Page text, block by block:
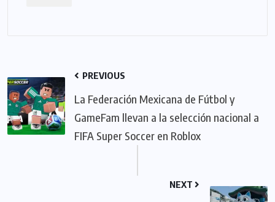
PREVIOUS
La Federación Mexicana de Fútbol y
GameFam llevan a la selección nacional a
FIFA Super Soccer en Roblox
NEXT